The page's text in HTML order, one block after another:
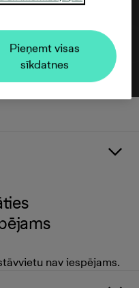
nav iespējams.
Pieņemt visas
sīkdatnes